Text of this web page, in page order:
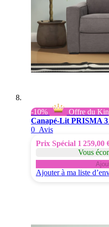
-10%
Offre du
Canapé-Lit PRISMA 3
0 Avis
Prix Spécial 1 259,00
Vous
Ajouter à ma liste